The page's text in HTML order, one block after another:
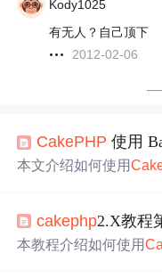
Kody1025
有无人？自己顶下
2012-02-06
CakePHP 使用
本文介绍如何使用Ca
cakephp2.X教程
本教程介绍如何使用Ca